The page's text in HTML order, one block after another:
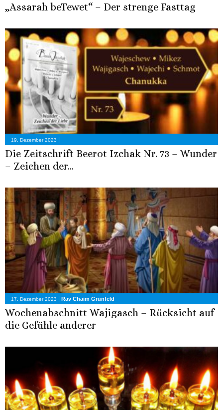
„Assarah beTewet“ – Der strenge Fasttag
19. Dezember 2023 |
Die Zeitschrift Beerot Izchak Nr. 73 – Wunder
– Zeichen der...
17. Dezember 2023 Rav Chaim Grünfeld
Wochenabschnitt Wajigasch – Rücksicht auf
die Gefühle anderer